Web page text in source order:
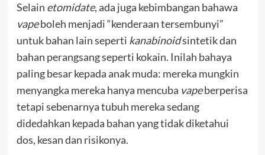
Selain etomidate, ada juga kebimbangan bahawa
vapeboleh menjadi “kenderaan tersembunyi”
untuk bahan lain seperti kanabinoidsintetik dan
bahan perangsang seperti kokain. Inilah bahaya
paling besar kepada anak muda: mereka mungkin
menyangka mereka hanya mencuba vapeberperisa
tetapi sebenarnya tubuh mereka sedang
didedahkan kepada bahan yang tidak diketahui
dos, kesan dan risikonya.